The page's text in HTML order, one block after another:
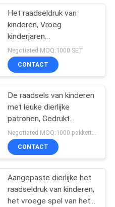
de
20
Het raadseldruk van
kinderen, Vroeg
kinderjaren
onderwijsspeelgoed
Negotiated MOQ:1000 SET
CONTACT
De raadsels van kinderen
met leuke dierlijke
patronen, Gedrukt
Douaneembleem en
Fabrieks directe levering
CONTACT
Aangepaste dierlijke het
raadseldruk van kinderen,
het vroege spel van het